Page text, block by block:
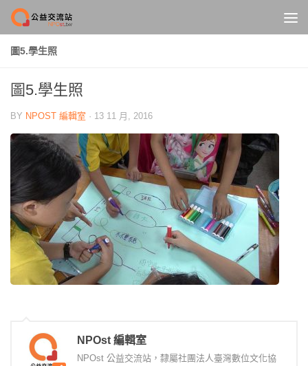
Skip to content
圖5.學生照
圖5.學生照
BY NPOST 編輯室 · 13 11 月, 2016
NPOst 編輯室
NPOst 公益交流站，隸屬社團法人臺灣數位文化協